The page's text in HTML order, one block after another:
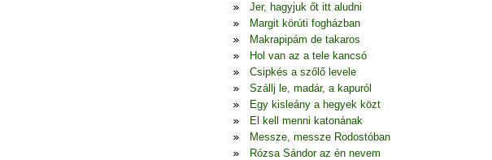
Jer, hagyjuk őt itt aludni
Margit körúti fogházban
Makrapipám de takaros
Hol van az a tele kancsó
Csipkés a szőlő levele
Szállj le, madár, a kapuról
Egy kisleány a hegyek közt
El kell menni katonának
Messze, messze Rodostóban
Rózsa Sándor az én nevem